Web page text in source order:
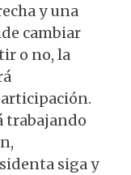
y una
cambiar
o no, la
trabajando
siga y